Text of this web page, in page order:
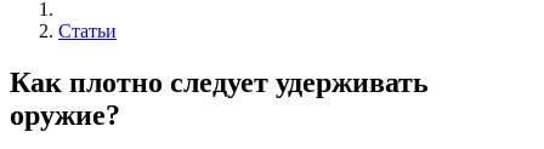
Статьи
Как плотно следует удерживать
оружие?